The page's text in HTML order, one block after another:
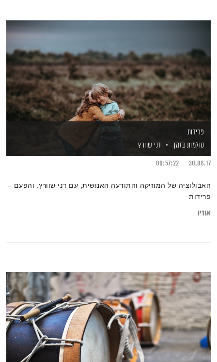
פרידות
סולמות בזמן
דני שוורץ
30.08.17
00:57:22
האבולוציה של המוזיקה והתודעה האנושית, עם דני שוורץ. והפעם –
פרידות
אודיו